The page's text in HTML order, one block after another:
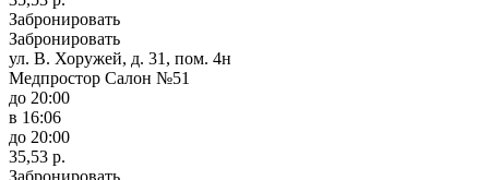
Забронировать
Забронировать
ул. В. Хоружей, д. 31, пом. 4н
Медпростор Салон №51
до 20:00
в 16:06
до 20:00
35,53 р.
Забронировать